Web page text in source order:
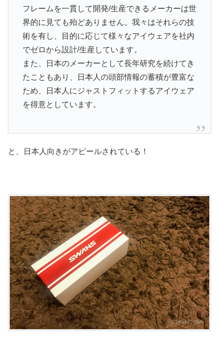
フレームを一貫して開発/生産できるメーカーは世
界的に見ても殆どありません。我々はそれらの技
術を有し、目的に応じて様々なアイウェアを社内
でゼロから設計/生産しています。
また、日本のメーカーとして長年研究を続けてき
たこともあり、日本人の頭部情報の蓄積が豊富な
ため、日本人にジャストフィットするアイウェア
を得意としています。
と、日本人向きがアピールされている！